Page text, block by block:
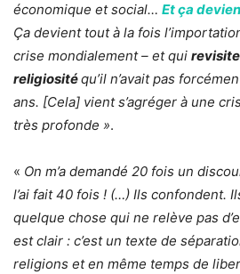
économique et social… Et ça
Ça devient tout à la fois
crise mondialement – et qui
religiositéqu’il n’avait pas
ans. [Cela] vient s’agréger à une
très profonde ».
« On m’a demandé 20 fois un
l’ai fait 40 fois ! (…) Ils confondent.
quelque chose qui ne relève pas
est clair : c’est un texte de
religions et en même temps de